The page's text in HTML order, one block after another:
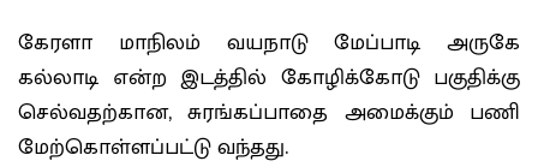
கேரளா மாநிலம் வயநாடு மேப்பாடி அருகே
கல்லாடி என்ற இடத்தில் கோழிக்கோடு பகுதிக்கு
செல்வதற்கான, சுரங்கப்பாதை அமைக்கும் பணி
மேற்கொள்ளப்பட்டு வந்தது.